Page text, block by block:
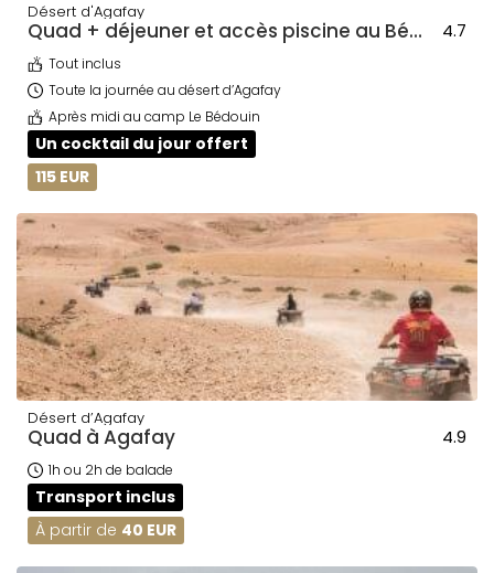
Désert d'Agafay
Quad + déjeuner et accès piscine au Bédouin + transport 4.7
Tout inclus
Toute la journée au désert d’Agafay
Après midi au camp Le Bédouin
Un cocktail du jour offert
115 EUR
Désert d’Agafay
Quad à Agafay 4.9
1h ou 2h de balade
Transport inclus
À partir de 40 EUR